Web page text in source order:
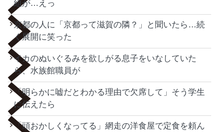
組が…えっ
京都の人に「京都って滋賀の隣？」と聞いたら…続
く展開に笑った
イカのぬいぐるみを欲しがる息子をいなしていた
ら、水族館職員が
「明らかに嘘だとわかる理由で欠席して」そう学生
に伝えたら
「頭おかしくなってる」網走の洋食屋で定食を頼ん